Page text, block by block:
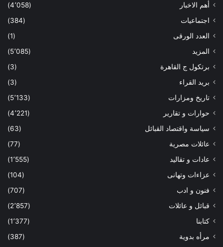
أهم الاخبار
(4٬058)
اجتماعيات
(384)
العدد الورقى
(1)
المزيد
(5٬085)
برتكول ج القاهرة
(3)
بريد القراء
(3)
تاريخ ومزارات
(5٬133)
حوارات و تقارير
(4٬221)
سياسة واقتصاد القبائل
(63)
عائلات مصرية
(77)
عادات و تقاليد
(1٬555)
عزاءات وتهانى
(104)
فنون و ادب
(707)
قبائل و عائلات
(2٬857)
كتابنا
(1٬377)
مرأه بدوية
(387)